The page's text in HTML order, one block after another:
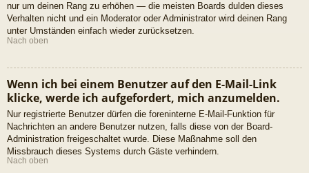
nur um deinen Rang zu erhöhen — die meisten Boards dulden dieses
Verhalten nicht und ein Moderator oder Administrator wird deinen Rang
unter Umständen einfach wieder zurücksetzen.
Nach oben
Wenn ich bei einem Benutzer auf den E-Mail-Link
klicke, werde ich aufgefordert, mich anzumelden.
Nur registrierte Benutzer dürfen die foreninterne E-Mail-Funktion für
Nachrichten an andere Benutzer nutzen, falls diese von der Board-
Administration freigeschaltet wurde. Diese Maßnahme soll den
Missbrauch dieses Systems durch Gäste verhindern.
Nach oben